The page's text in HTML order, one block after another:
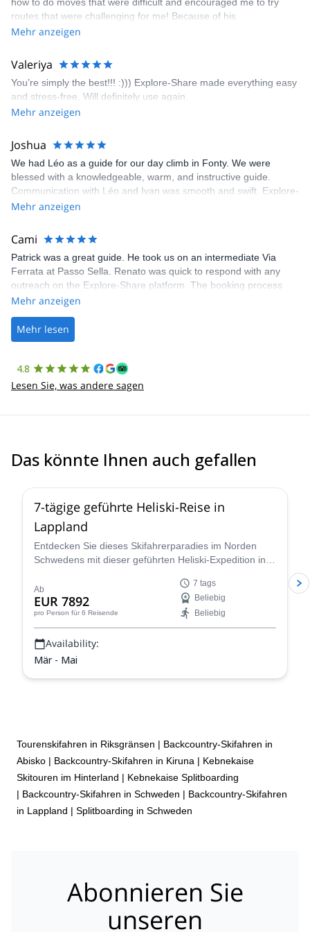
enjoyed. The communication from the team (Gauthier) was
prompt and clear—highly recommend!
routes that were challenging for me! Because of his
encouragement, I managed to complete these routes! I really
area. The weather was perfect, no direct sun and cool enough to
enjoy the climbs. Explore-Share made booking an outdoor
climbing experience in Lisbon extremely easy. Luis, our guide,
was fantastic, and the platform’s organization was flawless.
Mehr anzeigen
Valeriya
You’re simply the best!!! :))) Explore-Share made everything easy
and stress-free. Will definitely use again.
Mehr anzeigen
Joshua
We had Léo as a guide for our day climb in Fonty. We were
blessed with a knowledgeable, warm, and instructive guide.
Communication with Léo and Ivan was smooth and swift. Explore-
Share was excellent in arranging everything for our day climb.
making our adventure stress-free.
Mehr anzeigen
Cami
Patrick was a great guide. He took us on an intermediate Via
Ferrata at Passo Sella. Renato was quick to respond with any
outreach on the Explore-Share platform. The booking process
was straightforward, and once Patrick was confirmed, all went
the platform.
Mehr anzeigen
Mehr lesen
4.8
Lesen Sie, was andere sagen
Das könnte Ihnen auch gefallen
7-tägige geführte Heliski-Reise in
Lappland
Entdecken Sie dieses Skifahrerparadies im Norden
Schwedens mit dieser geführten Heliski-Expedition in
Ab
EUR 7892
pro Person für 6 Reisende
7 tags
Beliebig
Beliebig
Availability:
Mär - Mai
Tourenskifahren in Riksgränsen | Backcountry-Skifahren in
Abisko | Backcountry-Skifahren in Kiruna | Kebnekaise
Skitouren im Hinterland | Kebnekaise Splitboarding
| Backcountry-Skifahren in Schweden | Backcountry-Skifahren
in Lappland | Splitboarding in Schweden
Abonnieren Sie
unseren